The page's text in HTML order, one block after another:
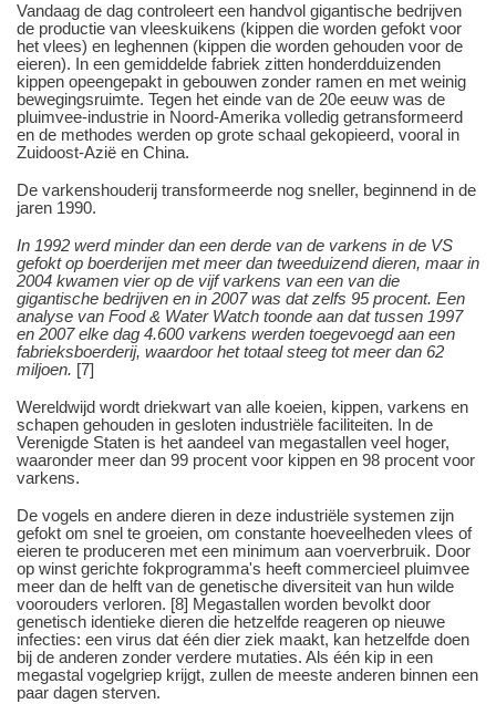
Vandaag de dag controleert een handvol gigantische bedrijven
de productie van vleeskuikens (kippen die worden gefokt voor
het vlees) en leghennen (kippen die worden gehouden voor de
eieren). In een gemiddelde fabriek zitten honderdduizenden
kippen opeengepakt in gebouwen zonder ramen en met weinig
bewegingsruimte. Tegen het einde van de 20e eeuw was de
pluimvee-industrie in Noord-Amerika volledig getransformeerd
en de methodes werden op grote schaal gekopieerd, vooral in
Zuidoost-Azië en China.
De varkenshouderij transformeerde nog sneller, beginnend in de
jaren 1990.
In 1992 werd minder dan een derde van de varkens in de VS
gefokt op boerderijen met meer dan tweeduizend dieren, maar in
2004 kwamen vier op de vijf varkens van een van die
gigantische bedrijven en in 2007 was dat zelfs 95 procent. Een
analyse van Food & Water Watch toonde aan dat tussen 1997
en 2007 elke dag 4.600 varkens werden toegevoegd aan een
fabrieksboerderij, waardoor het totaal steeg tot meer dan 62
miljoen. [7]
Wereldwijd wordt driekwart van alle koeien, kippen, varkens en
schapen gehouden in gesloten industriële faciliteiten. In de
Verenigde Staten is het aandeel van megastallen veel hoger,
waaronder meer dan 99 procent voor kippen en 98 procent voor
varkens.
De vogels en andere dieren in deze industriële systemen zijn
gefokt om snel te groeien, om constante hoeveelheden vlees of
eieren te produceren met een minimum aan voerverbruik. Door
op winst gerichte fokprogramma's heeft commercieel pluimvee
meer dan de helft van de genetische diversiteit van hun wilde
voorouders verloren. [8] Megastallen worden bevolkt door
genetisch identieke dieren die hetzelfde reageren op nieuwe
infecties: een virus dat één dier ziek maakt, kan hetzelfde doen
bij de anderen zonder verdere mutaties. Als één kip in een
megastal vogelgriep krijgt, zullen de meeste anderen binnen een
paar dagen sterven.